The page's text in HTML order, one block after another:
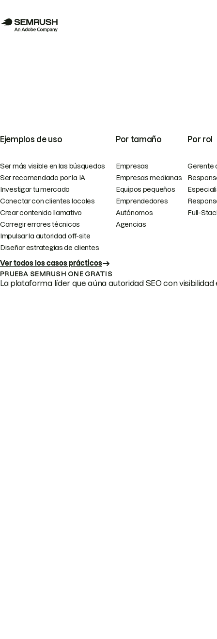
Ejemplos de uso
Ser más visible en las búsquedas
Ser recomendado por la IA
Investigar tu mercado
Conectar con clientes locales
Crear contenido llamativo
Corregir errores técnicos
Impulsar la autoridad off-site
Diseñar estrategias de clientes
Ver todos los casos prácticos
Por tamaño
Empresas
Empresas medianas
Equipos pequeños
Emprendedores
Autónomos
Agencias
Por rol
Gerente
Full-
PRUEBA SEMRUSH ONE GRATIS
La plataforma líder que aúna autoridad SEO con visibilidad